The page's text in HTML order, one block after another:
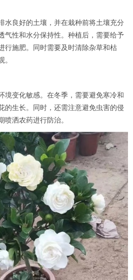
水良好的土壤，并在栽种前将土壤充分
气性和水分保持性。种植后，需要给予
行施肥。同时需要及时清除杂草和枯
。
境变化敏感。在冬季，需要避免寒冷和
的生长。同时，还需注意避免虫害的侵
喷洒农药进行防治。